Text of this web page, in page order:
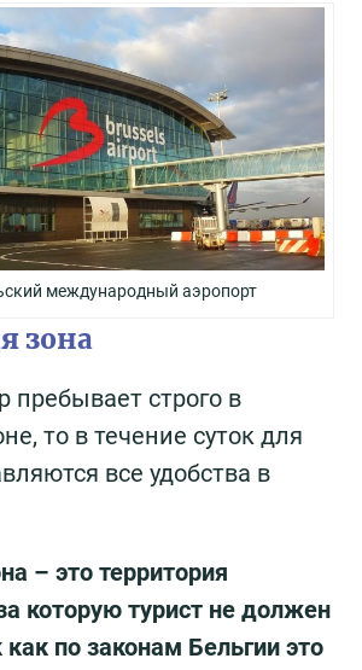
международный аэропорт
зона
пребывает строго в
то в течение суток для
все удобства в
– это территория
которую турист не должен
по законам Бельгии это